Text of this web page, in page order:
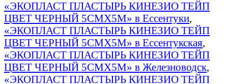
«ЭКОПЛАСТ ПЛАСТЫРЬ КИНЕЗИО ТЕЙП
ЦВЕТ ЧЕРНЫЙ 5СМХ5М» в Ессентуки,
«ЭКОПЛАСТ ПЛАСТЫРЬ КИНЕЗИО ТЕЙП
ЦВЕТ ЧЕРНЫЙ 5СМХ5М» в Ессентукская,
«ЭКОПЛАСТ ПЛАСТЫРЬ КИНЕЗИО ТЕЙП
ЦВЕТ ЧЕРНЫЙ 5СМХ5М» в Железноводск,
«ЭКОПЛАСТ ПЛАСТЫРЬ КИНЕЗИО ТЕЙП